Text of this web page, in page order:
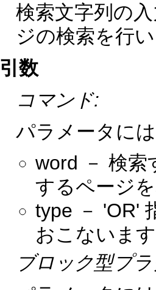
検索文字列の
ジの検索を行
引数
コマンド:
パラメータに
word － 検索
するページ
type － 'OR'
おこないま
ブロック型プ